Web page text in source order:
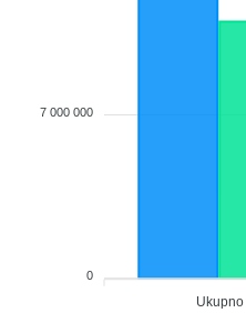
7 000 000
0
Ukupno